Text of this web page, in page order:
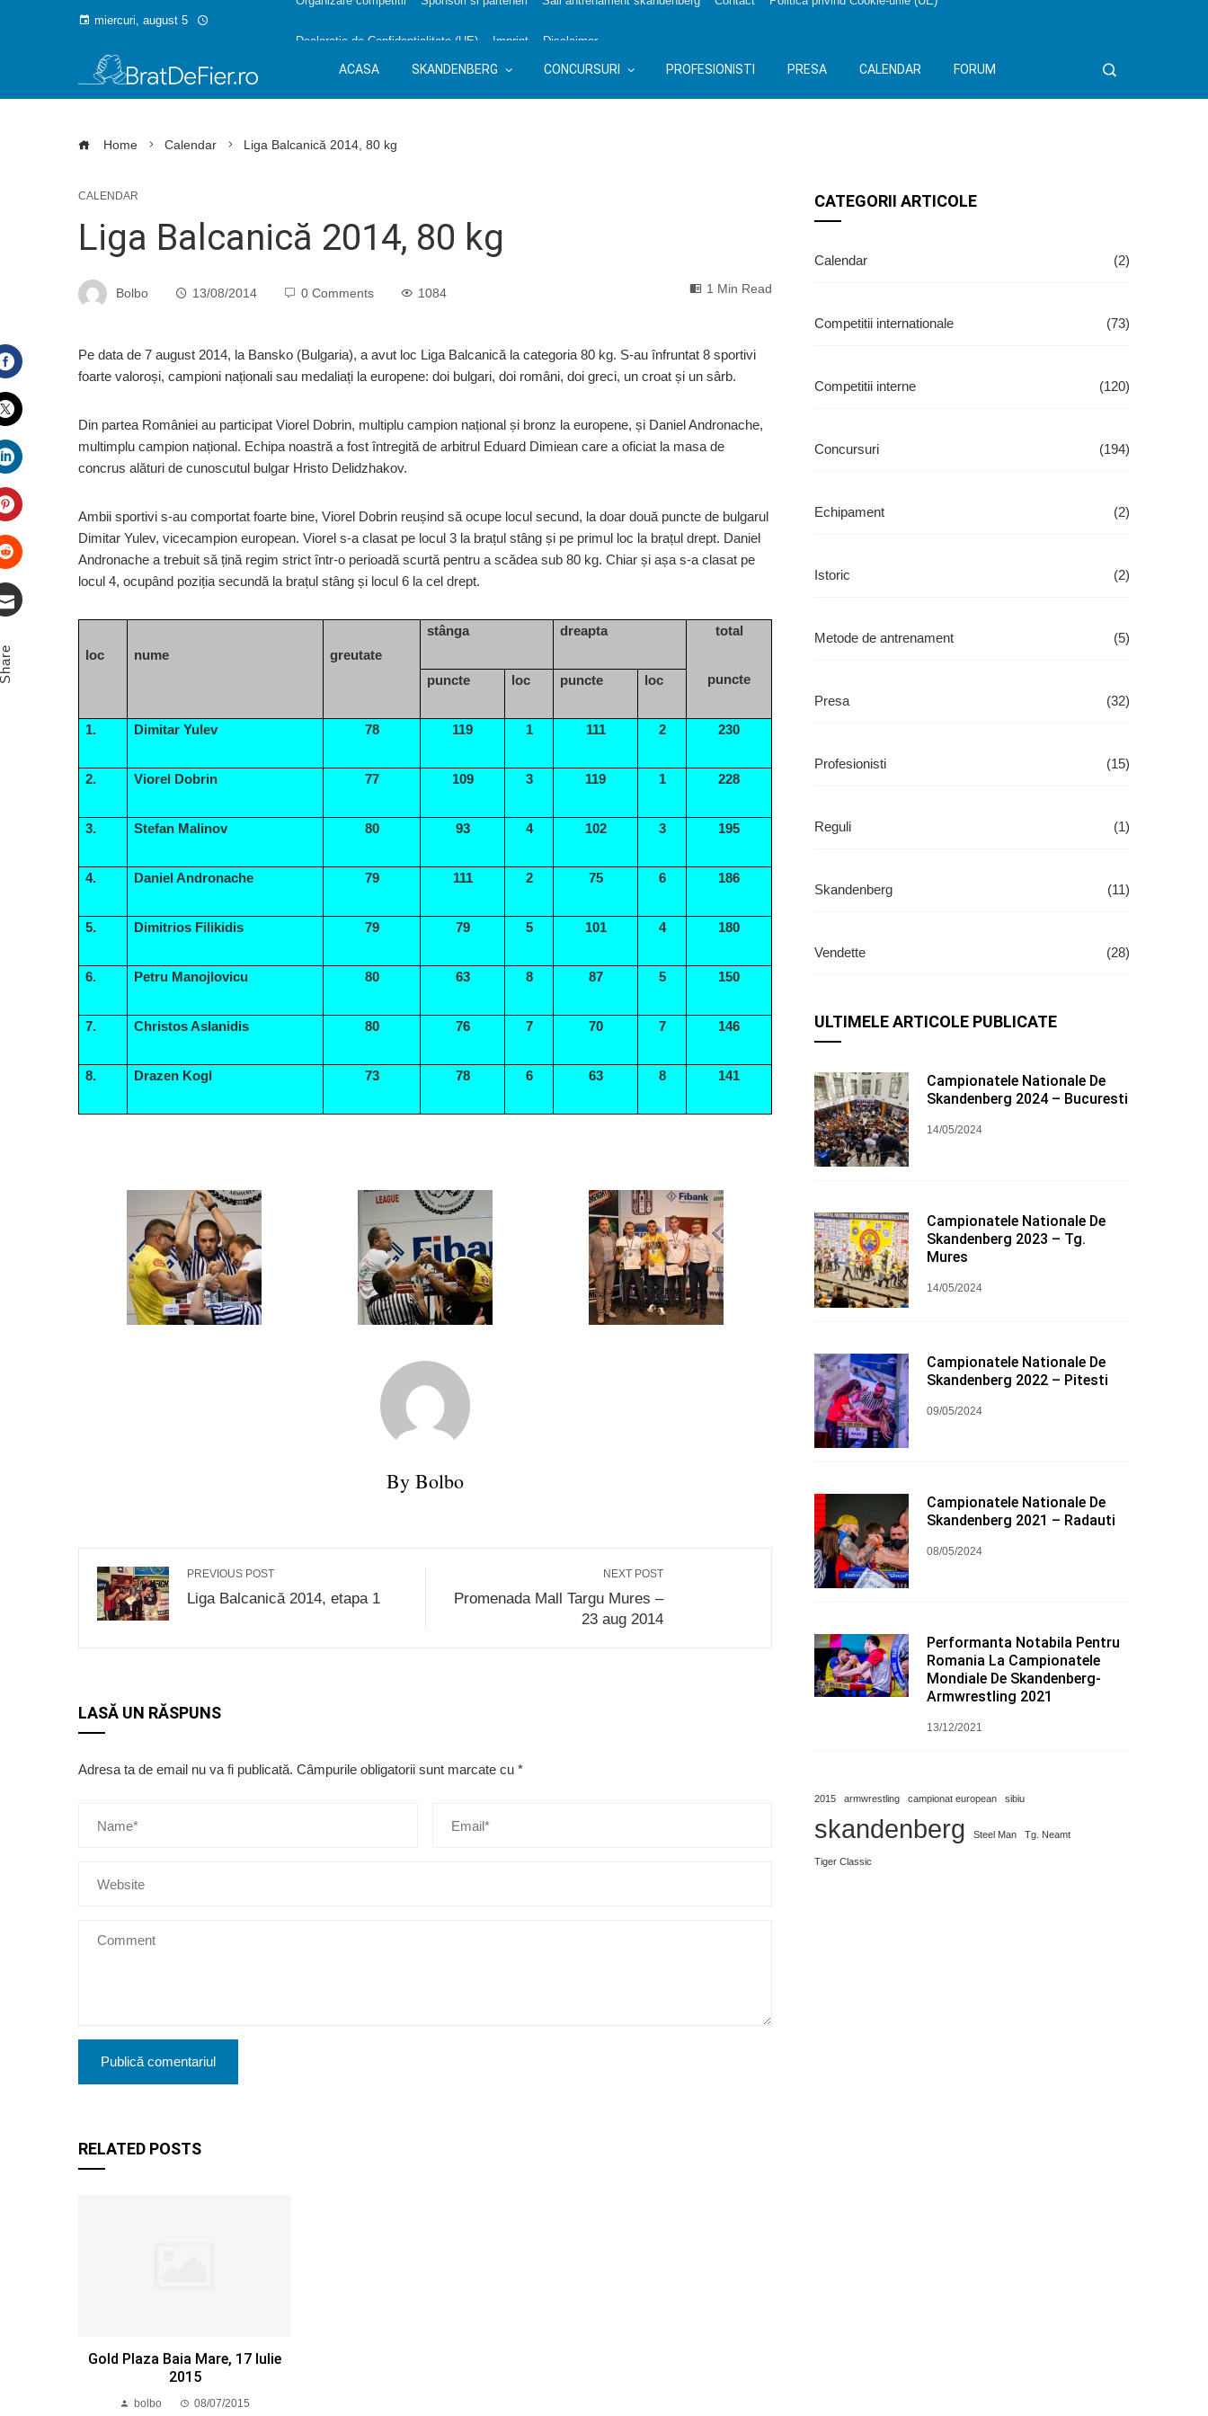
miercuri, august 5
Declarație de Confidențialitate (UE) Imprint Disclaimer
ACASA SKANDENBERG CONCURSURI PROFESIONISTI PRESA CALENDAR FORUM
Home Calendar Liga Balcanică 2014, 80 kg
CALENDAR
Liga Balcanică 2014, 80 kg
Bolbo 13/08/2014 0 Comments 1084 1 Min Read
Facebook
Twitter
LinkedIn
Pinterest
Stumbleupon
Pe data de 7 august 2014, la Bansko (Bulgaria), a avut loc Liga Balcanică la categoria 80 kg. S-au înfruntat 8 sportivi
foarte valoroși, campioni naționali sau medaliați la europene: doi bulgari, doi români, doi greci, un croat și un sârb.
Din partea României au participat Viorel Dobrin, multiplu campion național și bronz la europene, și Daniel Andronache,
multimplu campion național. Echipa noastră a fost întregită de arbitrul Eduard Dimiean care a oficiat la masa de
concrus alături de cunoscutul bulgar Hristo Delidzhakov.
Ambii sportivi s-au comportat foarte bine, Viorel Dobrin reușind să ocupe locul secund, la doar două puncte de bulgarul
Dimitar Yulev, vicecampion european. Viorel s-a clasat pe locul 3 la brațul stâng și pe primul loc la brațul drept. Daniel
Andronache a trebuit să țină regim strict într-o perioadă scurtă pentru a scădea sub 80 kg. Chiar și așa s-a clasat pe
locul 4, ocupând poziția secundă la brațul stâng și locul 6 la cel drept.
loc nume greutate
stânga dreapta total
puncte
puncte loc puncte loc
1. Dimitar Yulev 78 119 1 111 2 230
2. Viorel Dobrin 77 109 3 119 1 228
3. Stefan Malinov 80 93 4 102 3 195
4. Daniel Andronache 79 111 2 75 6 186
5. Dimitrios Filikidis 79 79 5 101 4 180
6. Petru Manojlovicu 80 63 8 87 5 150
7. Christos Aslanidis 80 76 7 70 7 146
8. Drazen Kogl 73 78 6 63 8 141
By Bolbo
PREVIOUS POST
Liga Balcanică 2014, etapa 1
NEXT POST
Promenada Mall Targu Mures –
23 aug 2014
LASĂ UN RĂSPUNS
Adresa ta de email nu va fi publicată. Câmpurile obligatorii sunt marcate cu *
RELATED POSTS
Gold Plaza Baia Mare, 17 Iulie
2015
bolbo 08/07/2015
CATEGORII ARTICOLE
Calendar (2)
Competitii internationale (73)
Competitii interne (120)
Concursuri (194)
Echipament (2)
Istoric (2)
Metode de antrenament (5)
Presa (32)
Profesionisti (15)
Reguli (1)
Skandenberg (11)
Vendette (28)
ULTIMELE ARTICOLE PUBLICATE
Campionatele Nationale De
Skandenberg 2024 – Bucuresti
14/05/2024
Campionatele Nationale De
Skandenberg 2023 – Tg.
Mures
14/05/2024
Campionatele Nationale De
Skandenberg 2022 – Pitesti
09/05/2024
Campionatele Nationale De
Skandenberg 2021 – Radauti
08/05/2024
Performanta Notabila Pentru
Romania La Campionatele
Mondiale De Skandenberg-
Armwrestling 2021
13/12/2021
2015 armwrestling campionat european sibiu
skandenberg Steel Man Tg. Neamt
Tiger Classic